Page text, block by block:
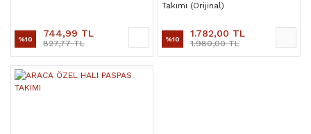
%10 744,99 TL
827,77 TL
Takımı (Orijinal)
%10 1.782,00 TL
1.980,00 TL